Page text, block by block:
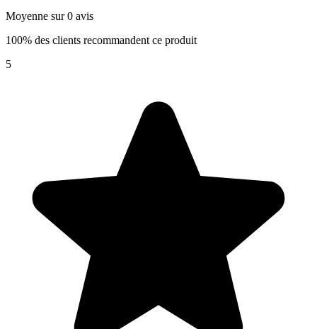
Moyenne sur 0 avis
100% des clients recommandent ce produit
5